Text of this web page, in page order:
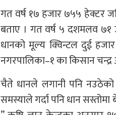
गत वर्ष १७ हजार ७५५ हेक्टर
बताए । गत वर्ष ५ दशमलव ७१
धानको मूल्य क्विन्टल दुई
नगरपालिका–१ का किसान
चैते धानले लगानी पनि नउठेको
समस्याले गर्दा पनि धान